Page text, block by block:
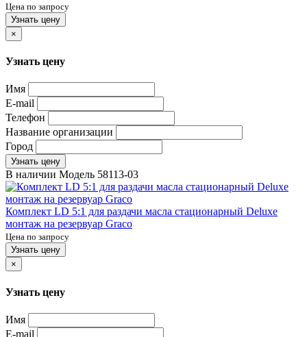
Цена по запросу
Узнать цену
×
Узнать цену
Имя
E-mail
Телефон
Название организации
Город
Узнать цену
В наличии Модель 58113-03
Комплект LD 5:1 для раздачи масла стационарный Deluxe
монтаж на резервуар Graco
Цена по запросу
Узнать цену
×
Узнать цену
Имя
E-mail